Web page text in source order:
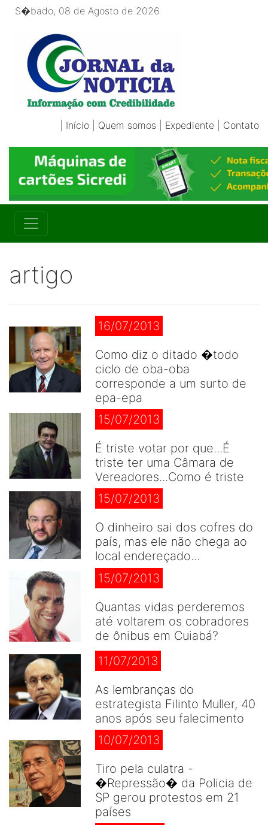
S�bado, 08 de Agosto de 2026
Início Quem somos Expediente Contato
artigo
16/07/2013
Como diz o ditado �todo
ciclo de oba-oba
corresponde a um surto de
epa-epa
15/07/2013
É triste votar por que...É
triste ter uma Câmara de
Vereadores...Como é triste
15/07/2013
O dinheiro sai dos cofres do
país, mas ele não chega ao
local endereçado...
15/07/2013
Quantas vidas perderemos
até voltarem os cobradores
de ônibus em Cuiabá?
11/07/2013
As lembranças do
estrategista Filinto Muller, 40
anos após seu falecimento
10/07/2013
Tiro pela culatra -
�Repressão� da Policia de
SP gerou protestos em 21
países